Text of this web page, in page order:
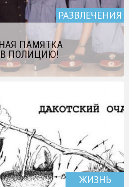
РАЗВЛЕЧЕНИЯ
ПАМЯТКА
ПОЛИЦИЮ!
ЖИЗНЬ